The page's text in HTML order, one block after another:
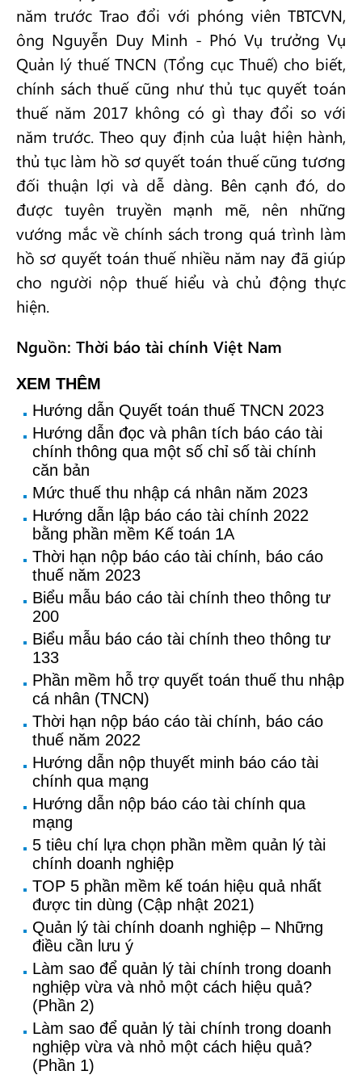
năm trước Trao đổi với phóng viên TBTCVN,
ông Nguyễn Duy Minh - Phó Vụ trưởng Vụ
Quản lý thuế TNCN (Tổng cục Thuế) cho biết,
chính sách thuế cũng như thủ tục quyết toán
thuế năm 2017 không có gì thay đổi so với
năm trước. Theo quy định của luật hiện hành,
thủ tục làm hồ sơ quyết toán thuế cũng tương
đối thuận lợi và dễ dàng. Bên cạnh đó, do
được tuyên truyền mạnh mẽ, nên những
vướng mắc về chính sách trong quá trình làm
hồ sơ quyết toán thuế nhiều năm nay đã giúp
cho người nộp thuế hiểu và chủ động thực
hiện.
Nguồn: Thời báo tài chính Việt Nam
XEM THÊM
Hướng dẫn Quyết toán thuế TNCN 2023
Hướng dẫn đọc và phân tích báo cáo tài
chính thông qua một số chỉ số tài chính
căn bản
Mức thuế thu nhập cá nhân năm 2023
Hướng dẫn lập báo cáo tài chính 2022
bằng phần mềm Kế toán 1A
Thời hạn nộp báo cáo tài chính, báo cáo
thuế năm 2023
Biểu mẫu báo cáo tài chính theo thông tư
200
Biểu mẫu báo cáo tài chính theo thông tư
133
Phần mềm hỗ trợ quyết toán thuế thu nhập
cá nhân (TNCN)
Thời hạn nộp báo cáo tài chính, báo cáo
thuế năm 2022
Hướng dẫn nộp thuyết minh báo cáo tài
chính qua mạng
Hướng dẫn nộp báo cáo tài chính qua
mạng
5 tiêu chí lựa chọn phần mềm quản lý tài
chính doanh nghiệp
TOP 5 phần mềm kế toán hiệu quả nhất
được tin dùng (Cập nhật 2021)
Quản lý tài chính doanh nghiệp – Những
điều cần lưu ý
Làm sao để quản lý tài chính trong doanh
nghiệp vừa và nhỏ một cách hiệu quả?
(Phần 2)
Làm sao để quản lý tài chính trong doanh
nghiệp vừa và nhỏ một cách hiệu quả?
(Phần 1)